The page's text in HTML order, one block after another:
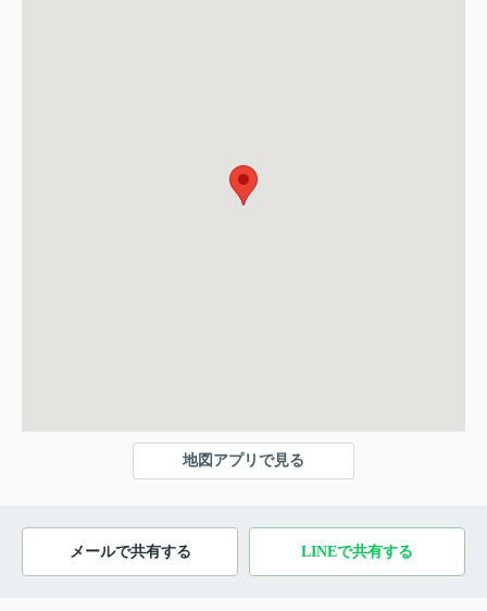
地図アプリで見る
メールで共有する LINEで共有する